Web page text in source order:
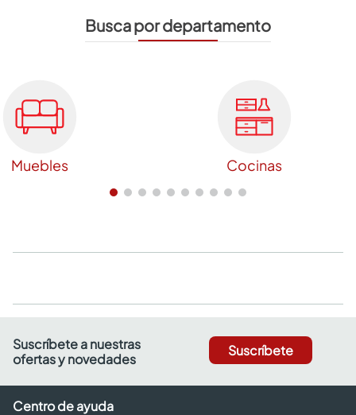
Busca por departamento
Muebles Cocinas
Suscríbete a nuestras
ofertas y novedades
Suscríbete
Centro de ayuda